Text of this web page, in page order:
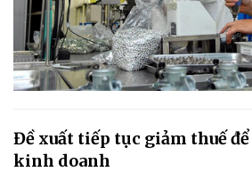
Đề xuất tiếp tục giảm thuế
kinh doanh